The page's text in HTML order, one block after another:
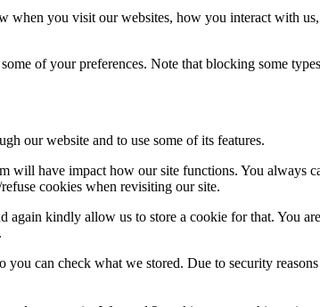
when you visit our websites, how you interact with
of your preferences. Note that blocking some
our website and to use some of its features.
will have impact how our site functions. You always
cookies when revisiting our site.
kindly allow us to store a cookie for that. You
can check what we stored. Due to security